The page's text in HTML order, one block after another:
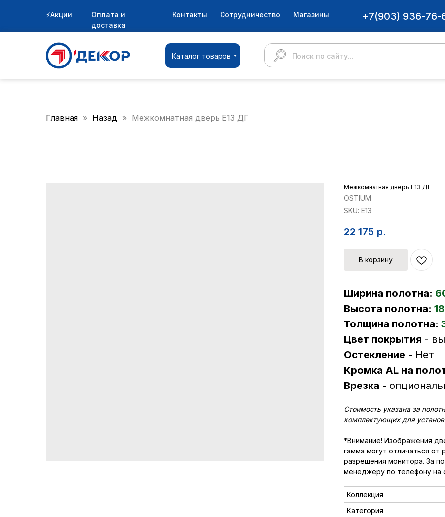
Каталог товаров
+7(903) 936-76-
⚡Акции Контакты
Оплата и
доставка
Сотрудничество
Поиск по сайту...
Магазины
Главная Назад Межкомнатная дверь E13 ДГ
Межкомнатная дверь E13 ДГ
OSTIUM
SKU: E13
22 175 р.
В корзину
Ширина полотна:
Высота полотна:
Толщина полотна:
Цвет покрытия -
Остекление - Нет
Кромка AL на
Врезка -
Стоимость указана за
комплектующих для
*Внимание! Изображения
гамма могут отличаться от
разрешения монитора. За
менеджеру по телефону на
Коллекция
Категория